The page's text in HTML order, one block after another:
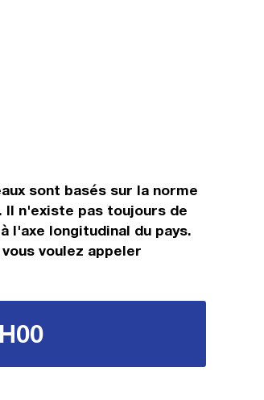
sont basés sur la norme
Il n'existe pas toujours de
l'axe longitudinal du pays.
voulez appeler